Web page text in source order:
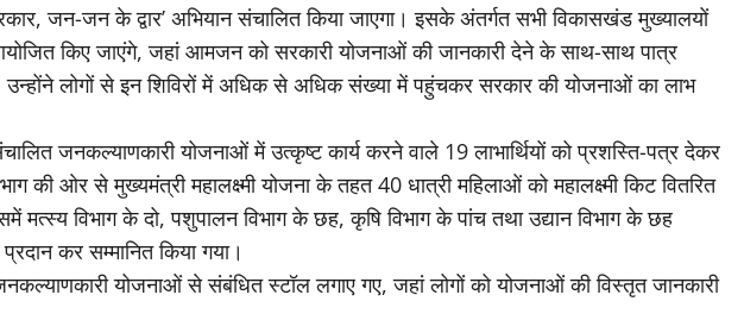
जन-जन के द्वार’ अभियान संचालित किया जाएगा। इसके अंतर्गत सभी विकासखंड मुख्यालयों
किए जाएंगे, जहां आमजन को सरकारी योजनाओं की जानकारी देने के साथ-साथ पात्र
उन्होंने लोगों से इन शिविरों में अधिक से अधिक संख्या में पहुंचकर सरकार की योजनाओं का लाभ
संचालित जनकल्याणकारी योजनाओं में उत्कृष्ट कार्य करने वाले 19 लाभार्थियों को प्रशस्ति-पत्र देकर
की ओर से मुख्यमंत्री महालक्ष्मी योजना के तहत 40 धात्री महिलाओं को महालक्ष्मी किट वितरित
मत्स्य विभाग के दो, पशुपालन विभाग के छह, कृषि विभाग के पांच तथा उद्यान विभाग के छह
कर सम्मानित किया गया।
जनकल्याणकारी योजनाओं से संबंधित स्टॉल लगाए गए, जहां लोगों को योजनाओं की विस्तृत जानकारी